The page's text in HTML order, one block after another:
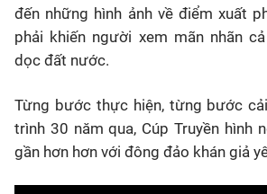
đến những hình ảnh về điểm xuất
phải khiến người xem mãn nhãn
dọc đất nước.
Từng bước thực hiện, từng bước
trình 30 năm qua, Cúp Truyền hình
gần hơn hơn với đông đảo khán giả